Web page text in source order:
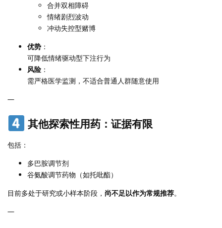
合并双相障碍
情绪剧烈波动
冲动失控型赌博
优势 ：
可降低情绪驱动型下注行为
风险 ：
需严格医学监测，不适合普通人群随意使用
—
其他探索性用药：证据有限
包括：
多巴胺调节剂
谷氨酸调节药物（如托吡酯）
目前多处于研究或小样本阶段， 尚不足以作为常规推荐。
—